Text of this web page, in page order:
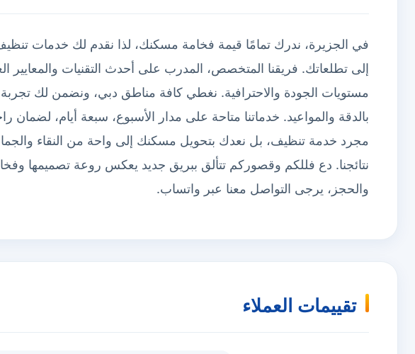
في الجزيرة، ندرك تمامًا قيمة فخامة مسكنك، لذا نقدم لك خدمات
إلى تطلعاتك. فريقنا المتخصص، المدرب على أحدث التقنيات والمعايير
مستويات الجودة والاحترافية. نغطي كافة مناطق دبي، ونضمن لك تجربة
بالدقة والمواعيد. خدماتنا متاحة على مدار الأسبوع، سبعة أيام، لضمان
مجرد خدمة تنظيف، بل نعدك بتحويل مسكنك إلى واحة من النقاء
نتائجنا. دع فللكم وقصوركم تتألق ببريق جديد يعكس روعة تصميمها
والحجز، يرجى التواصل معنا عبر واتساب.
تقييمات العملاء